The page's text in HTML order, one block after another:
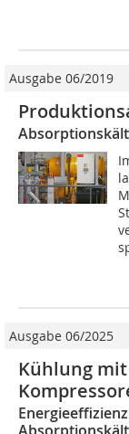
Ausgabe 06/2019
Ausgabe 06/2025
Kühlung